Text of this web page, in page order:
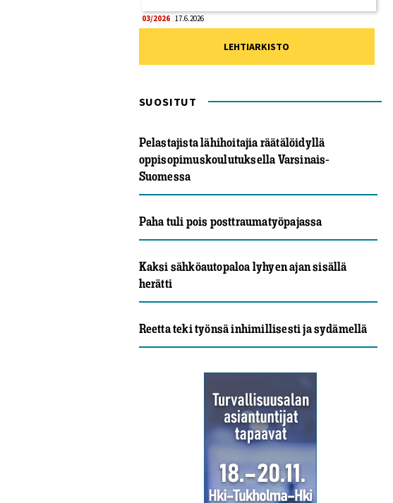
03/2026 17.6.2026
LEHTIARKISTO
SUOSITUT
Pelastajista lähihoitajia räätälöidyllä
oppisopimuskoulutuksella Varsinais-
Suomessa
Paha tuli pois posttraumatyöpajassa
Kaksi sähköautopaloa lyhyen ajan sisällä
herätti
Reetta teki työnsä inhimillisesti ja sydämellä